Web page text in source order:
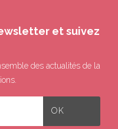
et suivez
des actualités de la